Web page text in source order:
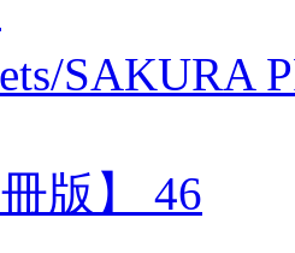
SAKURA
版】 46